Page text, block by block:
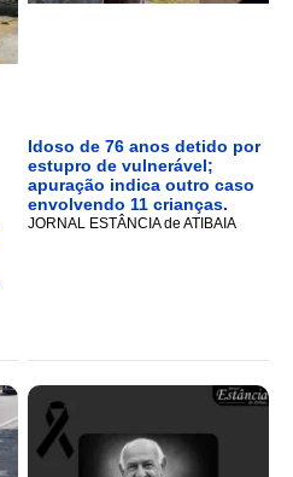
Idoso de 76 anos detido por
estupro de vulnerável;
apuração indica outro caso
envolvendo 11 crianças.
JORNAL ESTÂNCIA de ATIBAIA